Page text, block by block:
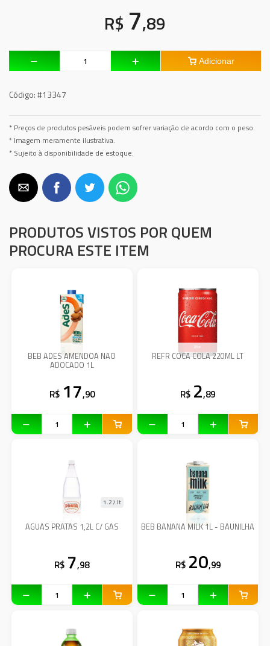
R$ 7,89
Adicionar
Código:#13347
* Preços de produtos pesáveis podem sofrer variação de acordo com o peso.
* Imagem meramente ilustrativa.
* Sujeito à disponibilidade de estoque.
PRODUTOS VISTOS POR QUEM
PROCURA ESTE ITEM
BEB ADES AMENDOA NAO
ADOCADO 1L
R$ 17,90
REFR COCA COLA 220ML LT
R$ 2,89
AGUAS PRATAS 1,2L C/ GAS
1.27 lt
R$ 7,98
BEB BANANA MILK 1L - BAUNILHA
R$ 20,99